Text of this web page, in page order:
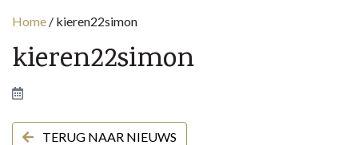
Home / kieren22simon
kieren22simon
TERUG NAAR NIEUWS